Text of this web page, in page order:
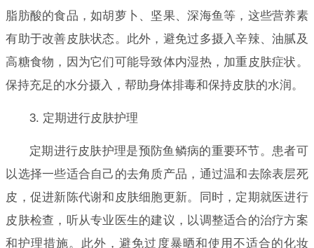
脂肪酸的食品，如胡萝卜、坚果、深海鱼等，这些营养素
有助于改善皮肤状态。此外，避免过多摄入辛辣、油腻及
高糖食物，因为它们可能导致体内湿热，加重皮肤症状。
保持充足的水分摄入，帮助身体排毒和保持皮肤的水润。
3. 定期进行皮肤护理
定期进行皮肤护理是预防鱼鳞病的重要环节。患者可
以选择一些适合自己的去角质产品，通过温和去除表层死
皮，促进新陈代谢和皮肤细胞更新。同时，定期就医进行
皮肤检查，听从专业医生的建议，以调整适合的治疗方案
和护理措施。此外，避免过度暴晒和使用不适合的化妆